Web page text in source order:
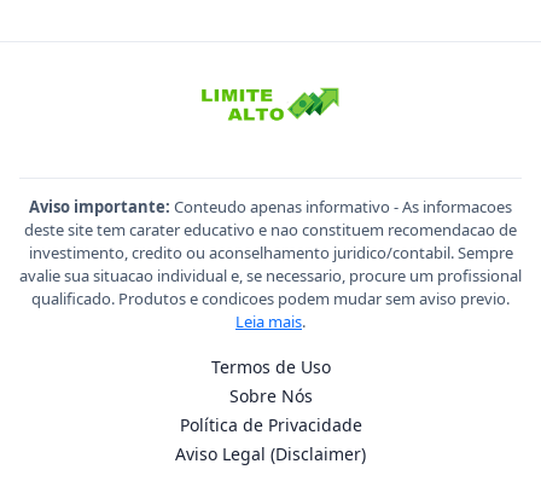
Aviso importante: Conteudo apenas informativo - As informacoes
deste site tem carater educativo e nao constituem recomendacao de
investimento, credito ou aconselhamento juridico/contabil. Sempre
avalie sua situacao individual e, se necessario, procure um profissional
qualificado. Produtos e condicoes podem mudar sem aviso previo.
Leia mais.
Termos de Uso
Sobre Nós
Política de Privacidade
Aviso Legal (Disclaimer)